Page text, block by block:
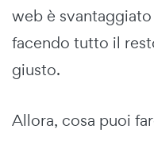
web è
facendo tutto il
giusto.
Allora, cosa puoi